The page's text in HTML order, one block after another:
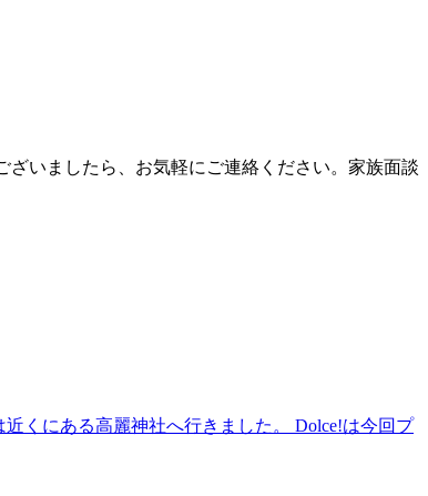
いましたら、お気軽にご連絡ください。家族面談
くにある高麗神社へ行きました。 Dolce!は今回プ